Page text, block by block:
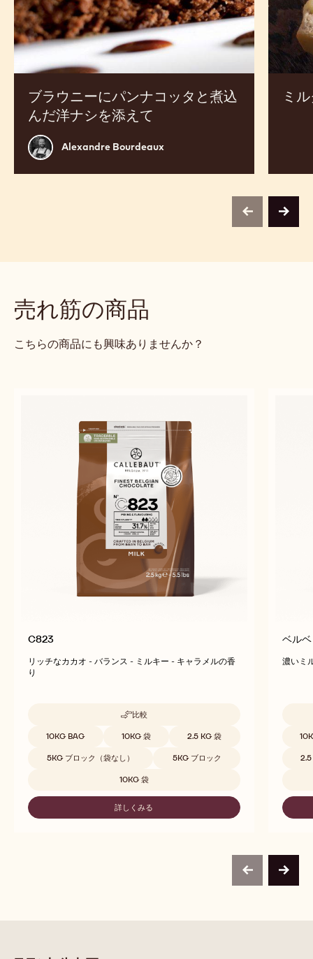
ブラウニーにパンナコッタと煮込
んだ洋ナシを添えて
Alexandre
Bourdeaux
Alexandre Bourdeaux
ッ
タ
と
込
を
ミ
バ
ロ
ア
previousnext
売れ筋の商品
こちらの商品にも興味ありませんか？
C823
リッチなカカオ - バランス - ミルキー - キャラメルの香
り
比較
-
C823
取扱サイズ
10KG BAG 10KG 袋 2.5 KG 袋
5KG ブロック（袋なし） 5KG ブロック
10KG 袋
詳しくみる
-
ベル
濃いミ
取扱
2.5
previousnext